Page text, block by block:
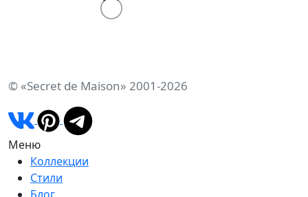
© «Secret de Maison» 2001-2026
Меню
Коллекции
Стили